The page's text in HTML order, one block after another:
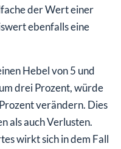
der Wert einer
ebenfalls eine
Hebel von 5 und
drei Prozent, würde
verändern. Dies
als auch Verlusten.
wirkt sich in dem Fall